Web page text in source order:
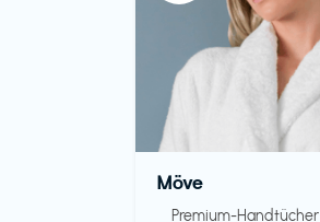
Möve
Premium-Handtücher